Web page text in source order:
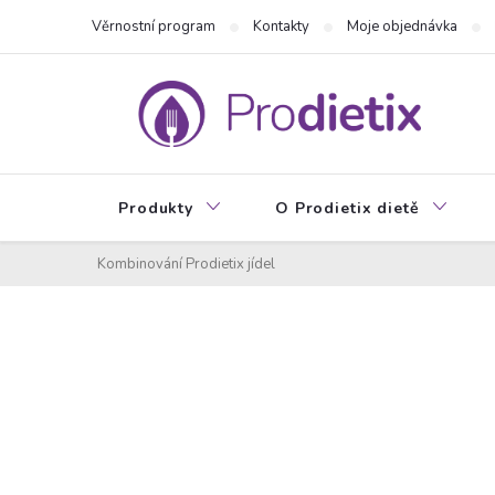
Věrnostní program Kontakty Moje objednávka
Produkty O Prodietix dietě
Kombinování Prodietix jídel